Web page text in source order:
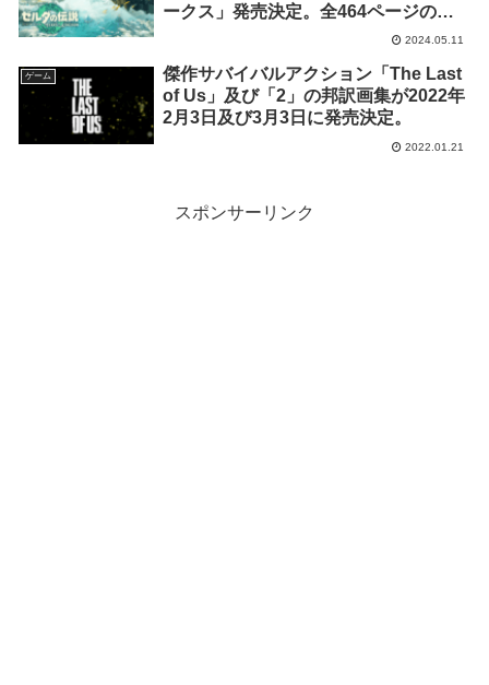
ークス」発売決定。全464ページの大
2024.05.11
ゲーム
傑作サバイバルアクション「The Last
of Us」及び「2」の邦訳画集が2022年
2月3日及び3月3日に発売決定。
2022.01.21
スポンサーリンク